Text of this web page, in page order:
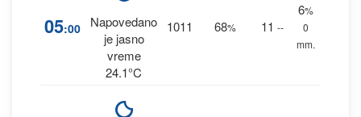
05:00
Napovedano
je jasno
vreme
24.1°C
1011 68% 11 --
6%
0
mm.